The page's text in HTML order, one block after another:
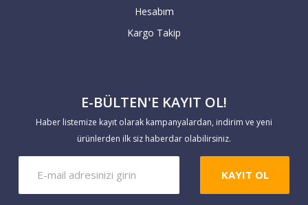
tarafımıza göndermesi gerekmektedir.
5) Aidatsız kartlar, bazı özellikli kredi
kartları artı taksit kampanyalarını
uygulamayabilir. İşlem yapmadan banka
kampanyalarınızı lütfen kontrol ediniz.
Hesabım
Kargo Takip
E-BÜLTEN'E KAYIT OL!
Haber listemize kayıt olarak kampanyalardan, indirim ve yeni
ürünlerden ilk siz haberdar olabilirsiniz.
KAYIT OL